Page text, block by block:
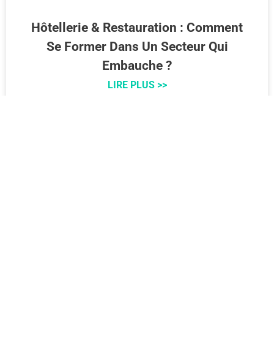
Hôtellerie & Restauration : Comment
Se Former Dans Un Secteur Qui
Embauche ?
LIRE PLUS >>